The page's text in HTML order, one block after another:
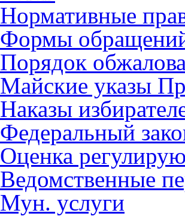
Нормативные
Формы
Порядок
Майские указы
Наказы
Федеральный
Оценка
Ведомственные
Мун. услуги